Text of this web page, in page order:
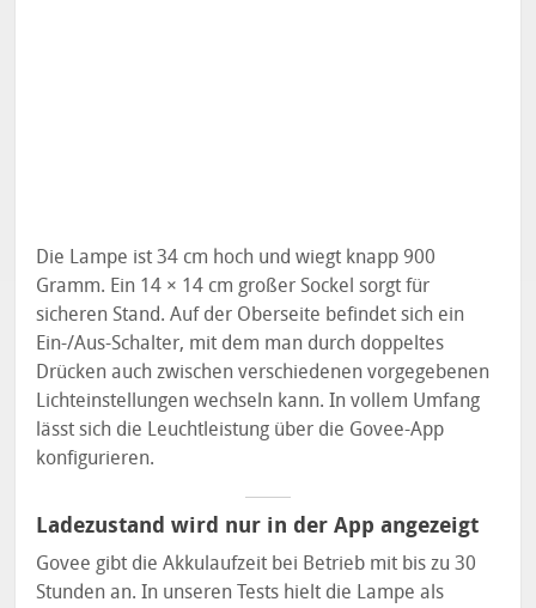
Die Lampe ist 34 cm hoch und wiegt knapp 900
Gramm. Ein 14 × 14 cm großer Sockel sorgt für
sicheren Stand. Auf der Oberseite befindet sich ein
Ein-/Aus-Schalter, mit dem man durch doppeltes
Drücken auch zwischen verschiedenen vorgegebenen
Lichteinstellungen wechseln kann. In vollem Umfang
lässt sich die Leuchtleistung über die Govee-App
konfigurieren.
Ladezustand wird nur in der App angezeigt
Govee gibt die Akkulaufzeit bei Betrieb mit bis zu 30
Stunden an. In unseren Tests hielt die Lampe als